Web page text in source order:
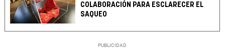
COLABORACIÓN PARA ESCLARECER EL
SAQUEO